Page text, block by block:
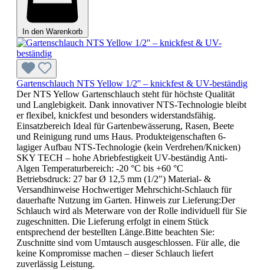
In den Warenkorb
Gartenschlauch NTS Yellow 1/2'' – knickfest & UV-beständig
Der NTS Yellow Gartenschlauch steht für höchste Qualität
und Langlebigkeit. Dank innovativer NTS-Technologie bleibt
er flexibel, knickfest und besonders widerstandsfähig.
Einsatzbereich Ideal für Gartenbewässerung, Rasen, Beete
und Reinigung rund ums Haus. Produkteigenschaften 6-
lagiger Aufbau NTS-Technologie (kein Verdrehen/Knicken)
SKY TECH – hohe Abriebfestigkeit UV-beständig Anti-
Algen Temperaturbereich: -20 °C bis +60 °C
Betriebsdruck: 27 bar Ø 12,5 mm (1/2") Material- &
Versandhinweise Hochwertiger Mehrschicht-Schlauch für
dauerhafte Nutzung im Garten. Hinweis zur Lieferung:Der
Schlauch wird als Meterware von der Rolle individuell für Sie
zugeschnitten. Die Lieferung erfolgt in einem Stück
entsprechend der bestellten Länge.Bitte beachten Sie:
Zuschnitte sind vom Umtausch ausgeschlossen. Für alle, die
keine Kompromisse machen – dieser Schlauch liefert
zuverlässig Leistung.